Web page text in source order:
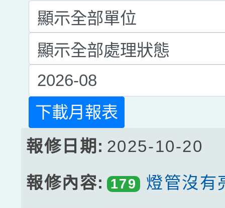
List Repair
下載月報表
2025-10-20
179 燈管沒有